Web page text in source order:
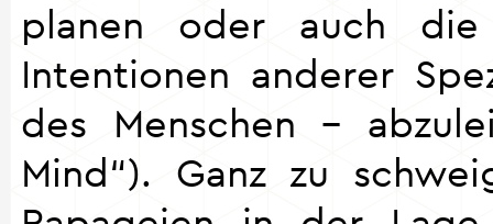
planen oder auch die
Intentionen anderer
des Menschen –
Mind“). Ganz zu